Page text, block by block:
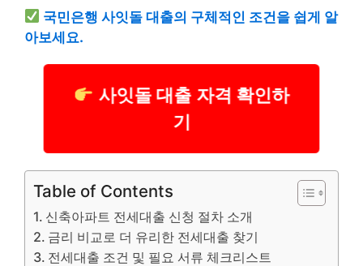
국민은행 사잇돌 대출의 구체적인 조건을 쉽게 알
아보세요.
사잇돌 대출 자격 확인하
기
Table of Contents
신축아파트 전세대출 신청 절차 소개
금리 비교로 더 유리한 전세대출 찾기
전세대출 조건 및 필요 서류 체크리스트